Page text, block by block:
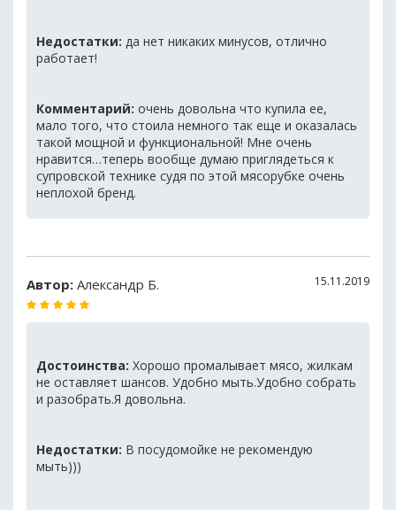
Недостатки: да нет никаких минусов, отлично
работает!
Комментарий: очень довольна что купила ее,
мало того, что стоила немного так еще и оказалась
такой мощной и функциональной! Мне очень
нравится…теперь вообще думаю приглядеться к
супровской технике судя по этой мясорубке очень
неплохой бренд.
Автор: Александр Б. 15.11.2019
Достоинства: Хорошо промалывает мясо, жилкам
не оставляет шансов. Удобно мыть.Удобно собрать
и разобрать.Я довольна.
Недостатки: В посудомойке не рекомендую
мыть)))